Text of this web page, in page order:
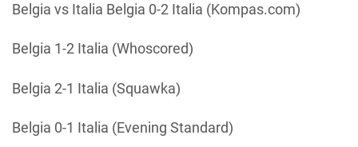
Belgia vs Italia Belgia 0-2 Italia (Kompas.com)
Belgia 1-2 Italia (Whoscored)
Belgia 2-1 Italia (Squawka)
Belgia 0-1 Italia (Evening Standard)